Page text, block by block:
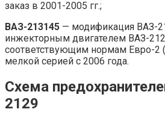
заказ в 2001-2005 гг.;
ВАЗ-213145 — модификация ВАЗ-
инжекторным двигателем ВАЗ-
соответствующим нормам Евро-2
мелкой серией с 2006 года.
Схема
2129